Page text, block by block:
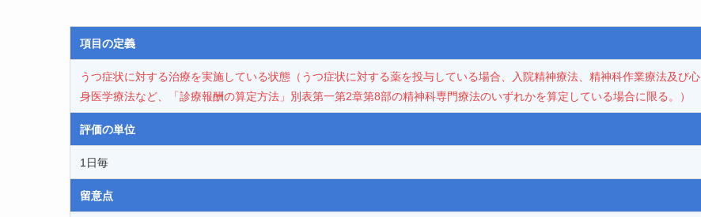
項目の定義
うつ症状に対する治療を実施している状態（うつ症状に対する薬を投与している場合、入院精神療法、精神科作業療法及び心
身医学療法など、「診療報酬の算定方法」別表第一第2章第8部の精神科専門療法のいずれかを算定している場合に限る。）
評価の単位
1日毎
留意点